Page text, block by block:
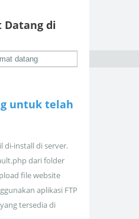
Datang di
untuk telah
di-install di server.
dari folder
file website
aplikasi FTP
tersedia di